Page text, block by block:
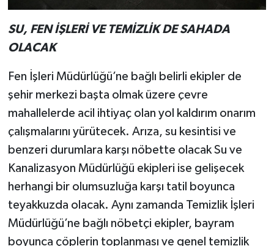
SU, FEN İŞLERİ VE TEMİZLİK DE SAHADA
OLACAK
Fen İşleri Müdürlüğü’ne bağlı belirli ekipler de
şehir merkezi başta olmak üzere çevre
mahallelerde acil ihtiyaç olan yol kaldırım onarım
çalışmalarını yürütecek. Arıza, su kesintisi ve
benzeri durumlara karşı nöbette olacak Su ve
Kanalizasyon Müdürlüğü ekipleri ise gelişecek
herhangi bir olumsuzluğa karşı tatil boyunca
teyakkuzda olacak. Aynı zamanda Temizlik İşleri
Müdürlüğü’ne bağlı nöbetçi ekipler, bayram
boyunca çöplerin toplanması ve genel temizlik